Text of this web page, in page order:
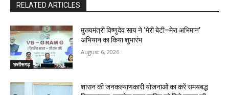
RELATED ARTICLES
छत्तीसगढ़
मुख्यमंत्री विष्णुदेव साय ने ‘मेरी बेटी–मेरा अभिमान’
अभियान का किया शुभारंभ
August 6, 2026
शासन की जनकल्याणकारी योजनाओं का करें समयबद्ध